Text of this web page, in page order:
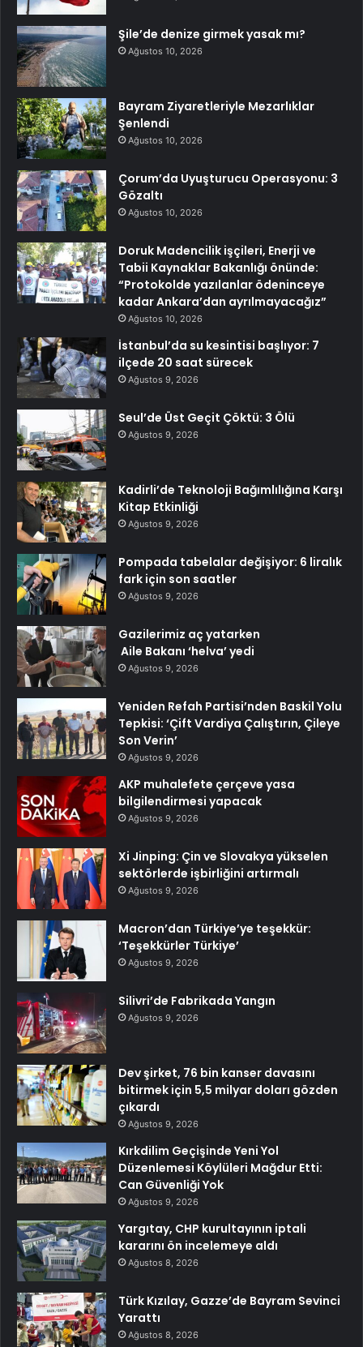
Şile’de denize girmek yasak mı?
Ağustos 10, 2026
Bayram Ziyaretleriyle Mezarlıklar
Şenlendi
Ağustos 10, 2026
Çorum’da Uyuşturucu Operasyonu: 3
Gözaltı
Ağustos 10, 2026
Doruk Madencilik işçileri, Enerji ve
Tabii Kaynaklar Bakanlığı önünde:
“Protokolde yazılanlar ödeninceye
kadar Ankara’dan ayrılmayacağız”
Ağustos 10, 2026
İstanbul’da su kesintisi başlıyor: 7
ilçede 20 saat sürecek
Ağustos 9, 2026
Seul’de Üst Geçit Çöktü: 3 Ölü
Ağustos 9, 2026
Kadirli’de Teknoloji Bağımlılığına Karşı
Kitap Etkinliği
Ağustos 9, 2026
Pompada tabelalar değişiyor: 6 liralık
fark için son saatler
Ağustos 9, 2026
Gazilerimiz aç yatarken
Aile Bakanı ‘helva’ yedi
Ağustos 9, 2026
Yeniden Refah Partisi’nden Baskil Yolu
Tepkisi: ‘Çift Vardiya Çalıştırın, Çileye
Son Verin’
Ağustos 9, 2026
AKP muhalefete çerçeve yasa
bilgilendirmesi yapacak
Ağustos 9, 2026
Xi Jinping: Çin ve Slovakya yükselen
sektörlerde işbirliğini artırmalı
Ağustos 9, 2026
Macron’dan Türkiye’ye teşekkür:
‘Teşekkürler Türkiye’
Ağustos 9, 2026
Silivri’de Fabrikada Yangın
Ağustos 9, 2026
Dev şirket, 76 bin kanser davasını
bitirmek için 5,5 milyar doları gözden
çıkardı
Ağustos 9, 2026
Kırkdilim Geçişinde Yeni Yol
Düzenlemesi Köylüleri Mağdur Etti:
Can Güvenliği Yok
Ağustos 9, 2026
Yargıtay, CHP kurultayının iptali
kararını ön incelemeye aldı
Ağustos 8, 2026
Türk Kızılay, Gazze’de Bayram Sevinci
Yarattı
Ağustos 8, 2026